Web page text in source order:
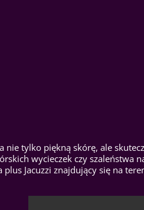
nie tylko piękną skórę, ale
wycieczek czy szaleństwa
Jacuzzi znajdujący się na